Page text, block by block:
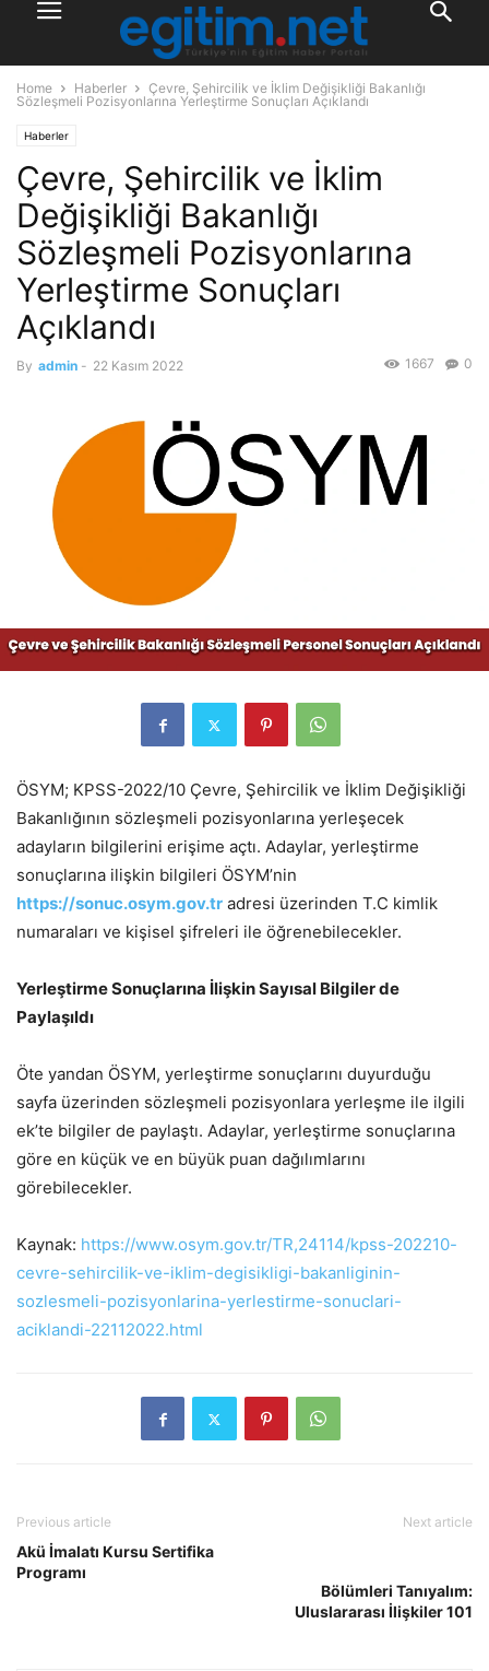
Home Haberler
Çevre, Şehircilik ve İklim Değişikliği Bakanlığı
Sözleşmeli Pozisyonlarına Yerleştirme Sonuçları Açıklandı
Haberler
Çevre, Şehircilik ve İklim
Değişikliği Bakanlığı
Sözleşmeli Pozisyonlarına
Yerleştirme Sonuçları
Açıklandı
By admin - 22 Kasım 2022 0
1667
ÖSYM; KPSS-2022/10 Çevre, Şehircilik ve İklim Değişikliği
Bakanlığının sözleşmeli pozisyonlarına yerleşecek
adayların bilgilerini erişime açtı. Adaylar, yerleştirme
sonuçlarına ilişkin bilgileri ÖSYM’nin
https://sonuc.osym.gov.tr adresi üzerinden T.C kimlik
numaraları ve kişisel şifreleri ile öğrenebilecekler.
Yerleştirme Sonuçlarına İlişkin Sayısal Bilgiler de
Paylaşıldı
Öte yandan ÖSYM, yerleştirme sonuçlarını duyurduğu
sayfa üzerinden sözleşmeli pozisyonlara yerleşme ile ilgili
ek’te bilgiler de paylaştı. Adaylar, yerleştirme sonuçlarına
göre en küçük ve en büyük puan dağılımlarını
görebilecekler.
Kaynak: https://www.osym.gov.tr/TR,24114/kpss-202210-
cevre-sehircilik-ve-iklim-degisikligi-bakanliginin-
sozlesmeli-pozisyonlarina-yerlestirme-sonuclari-
aciklandi-22112022.html
Previous article
Akü İmalatı Kursu Sertifika
Programı
Next article
Bölümleri Tanıyalım:
Uluslararası İlişkiler 101